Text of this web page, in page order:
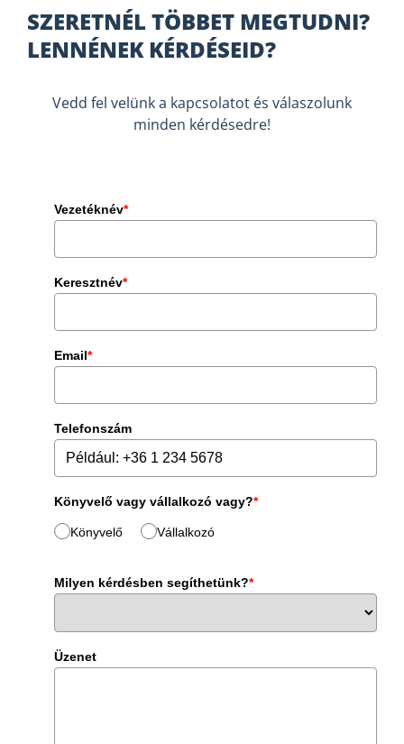
SZERETNÉL TÖBBET MEGTUDNI?
LENNÉNEK KÉRDÉSEID?
Vedd fel velünk a kapcsolatot és válaszolunk
minden kérdésedre!
Vezetéknév*
Keresztnév*
Email*
Telefonszám
Könyvelő vagy vállalkozó vagy?*
Könyvelő Vállalkozó
Milyen kérdésben segíthetünk?*
Üzenet